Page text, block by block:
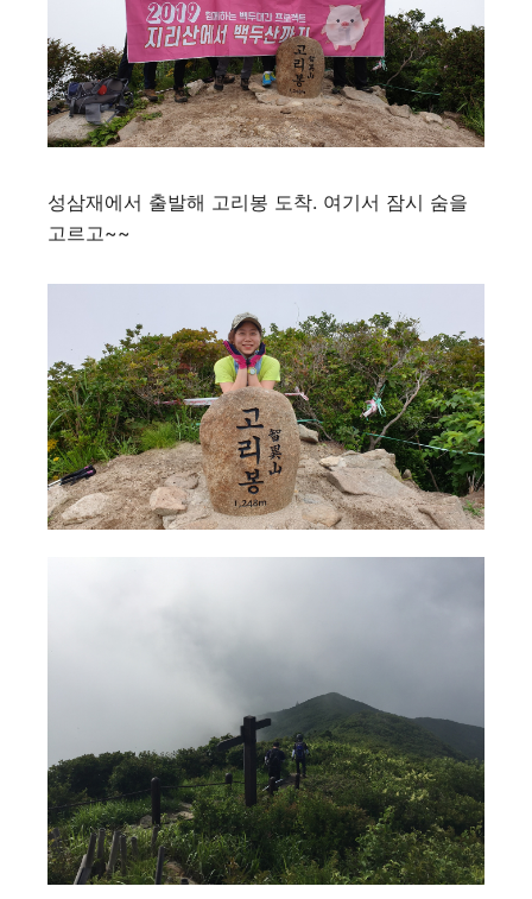
성삼재에서 출발해 고리봉 도착. 여기서 잠시 숨을
고르고~~